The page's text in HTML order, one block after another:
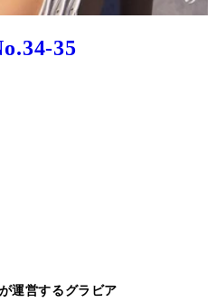
35
運営するグラビア